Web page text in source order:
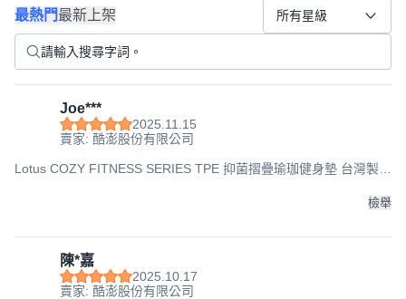
最熱門最新上架 所有星級
Joe***
2025.11.15
賣家: 酷澎股份有限公司
Lotus COZY FITNESS SERIES TPE 抑菌摺疊瑜珈健身墊 台灣製
檢舉
陳*嘉
2025.10.17
賣家: 酷澎股份有限公司